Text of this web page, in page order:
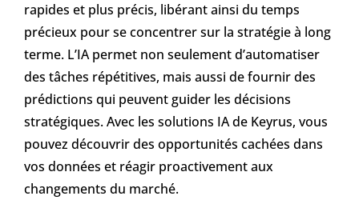
rapides et plus précis, libérant ainsi du temps
précieux pour se concentrer sur la stratégie à long
terme. L’IA permet non seulement d’automatiser
des tâches répétitives, mais aussi de fournir des
prédictions qui peuvent guider les décisions
stratégiques. Avec les solutions IA de Keyrus, vous
pouvez découvrir des opportunités cachées dans
vos données et réagir proactivement aux
changements du marché.